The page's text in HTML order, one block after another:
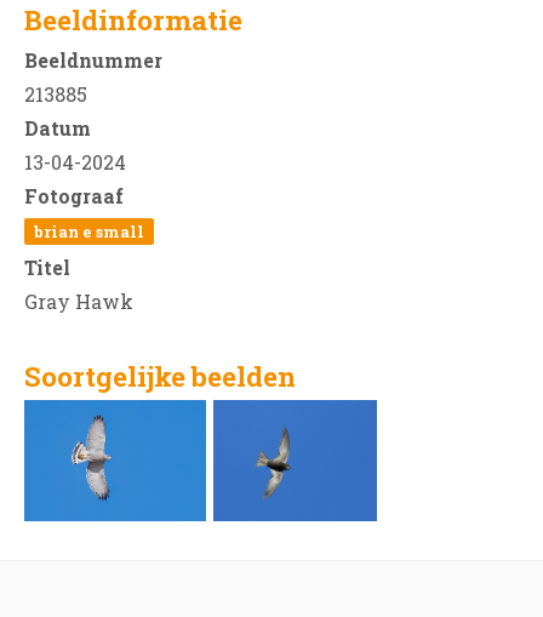
Beeldinformatie
Beeldnummer
213885
Datum
13-04-2024
Fotograaf
brian e small
Titel
Gray Hawk
Soortgelijke beelden